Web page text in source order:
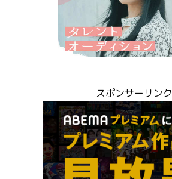
スポンサーリンク